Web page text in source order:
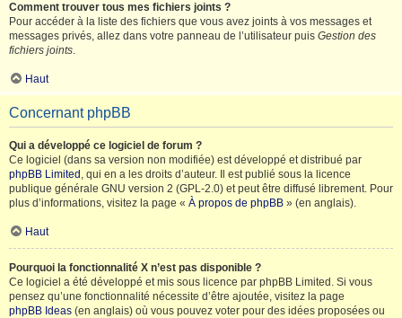
Comment trouver tous mes fichiers joints ?
Pour accéder à la liste des fichiers que vous avez joints à vos messages et
messages privés, allez dans votre panneau de l’utilisateur puis Gestion des
fichiers joints.
Haut
Concernant phpBB
Qui a développé ce logiciel de forum ?
Ce logiciel (dans sa version non modifiée) est développé et distribué par
phpBB Limited , qui en a les droits d’auteur. Il est publié sous la licence
publique générale GNU version 2 (GPL-2.0) et peut être diffusé librement. Pour
plus d’informations, visitez la page « À propos de phpBB » (en anglais).
Haut
Pourquoi la fonctionnalité X n’est pas disponible ?
Ce logiciel a été développé et mis sous licence par phpBB Limited. Si vous
pensez qu’une fonctionnalité nécessite d’être ajoutée, visitez la page
phpBB Ideas (en anglais) où vous pouvez voter pour des idées proposées ou